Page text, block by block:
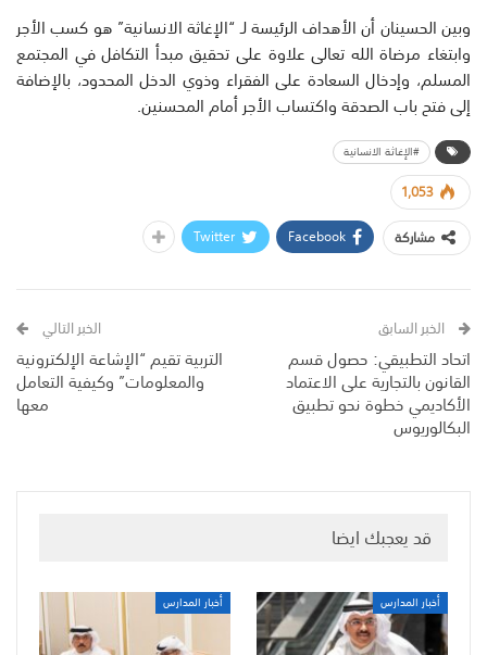
وبين الحسينان أن الأهداف الرئيسة لـ “الإغاثة الانسانية” هو كسب الأجر
وابتغاء مرضاة الله تعالى علاوة على تحقيق مبدأ التكافل في المجتمع
المسلم، وإدخال السعادة على الفقراء وذوي الدخل المحدود، بالإضافة
إلى فتح باب الصدقة واكتساب الأجر أمام المحسنين.
#الإغاثة الانسانية
1,053
مشاركة
Facebook
Twitter
الخبر السابق
اتحاد التطبيقي: حصول قسم
القانون بالتجارية على الاعتماد
الأكاديمي خطوة نحو تطبيق
البكالوريوس
الخبر التالي
التربية تقيم “الإشاعة الإلكترونية
والمعلومات” وكيفية التعامل
معها
قد يعجبك ايضا
أخبار المدارس أخبار المدارس